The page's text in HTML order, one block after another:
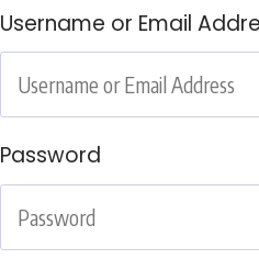
Username or Email
Password